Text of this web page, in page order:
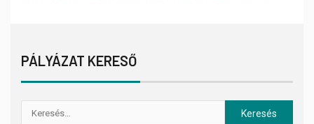
PÁLYÁZAT KERESŐ